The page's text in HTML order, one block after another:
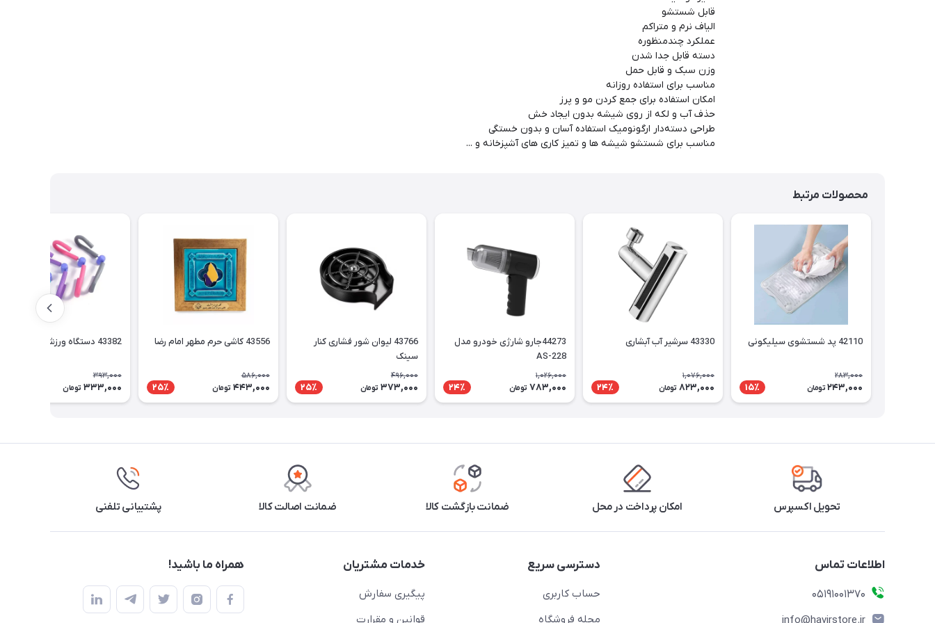
قابل شستشو
الیاف نرم و متراکم
عملکرد چندمنظوره
دسته قابل جدا شدن
وزن سبک و قابل حمل
مناسب برای استفاده روزانه
امکان استفاده برای جمع کردن مو و پرز
حذف آب و لکه از روی شیشه بدون ایجاد خش
طراحی دسته‌دار ارگونومیک استفاده آسان و بدون خستگی
مناسب برای شستشو شیشه ها و تمیز کاری های آشپزخانه و ...
محصولات مرتبط
42110 پد شستشوی سیلیکونی
283,000
243,000 تومان 15٪
43330 سرشیر آب آبشاری
1,076,000
823,000 تومان 24٪
44273جارو شارژی خودرو مدل
AS-228
1,026,000
783,000 تومان 24٪
43766 لیوان شور فشاری کنار
سینک
496,000
373,000 تومان 25٪
43556 کاشی حرم مطهر امام رضا
586,000
443,000 تومان 25٪
43382 دستگاه ورزشی همه کاره
393,000
333,000 تومان
تحویل اکسپرس امکان پرداخت در محل ضمانت بازگشت کالا ضمانت اصالت کالا پشتیبانی تلفنی
اطلاعات تماس
05191001370
info@havirstore.ir
دسترسی سریع
حساب کاربری
مجله فروشگاه
خدمات مشتریان
پیگیری سفارش
قوانین و مقرارت
همراه ما باشید!